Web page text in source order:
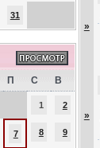
31
П С В
1 2
7 8 9
»
»